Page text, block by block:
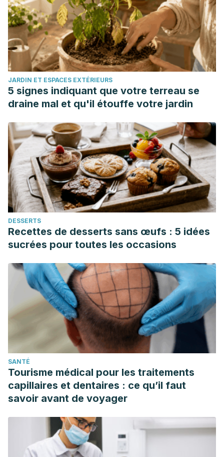
https://doi.org/10.1533/9780857095671.366
Rao, P. V., & Gan, S. H. (2014). Cinnamon: A multifaceted
medicinal plant. Evidence-Based Complementary and
Alternative Medicine.https://doi.org/10.1155/2014/642942
JARDIN ET ESPACES EXTÉRIEURS
5 signes indiquant que votre terreau se
draine mal et qu'il étouffe votre jardin
DESSERTS
Recettes de desserts sans œufs : 5 idées
sucrées pour toutes les occasions
SANTÉ
Tourisme médical pour les traitements
capillaires et dentaires : ce qu’il faut
savoir avant de voyager